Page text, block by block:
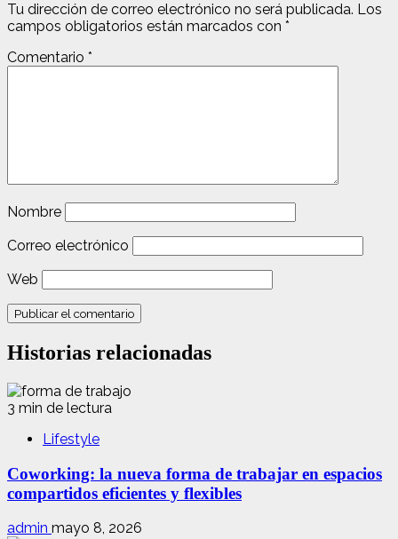
Tu dirección de correo electrónico no será publicada. Los
campos obligatorios están marcados con *
Comentario *
Nombre
Correo electrónico
Web
Historias relacionadas
3 min de lectura
Lifestyle
Coworking: la nueva forma de trabajar en espacios
compartidos eficientes y flexibles
admin mayo 8, 2026